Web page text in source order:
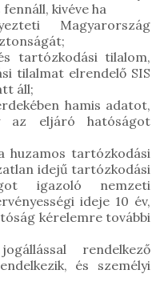
fennáll, kivéve ha
Magyarország
;
tartózkodási tilalom,
tilalmat elrendelő SIS
áll;
hamis adatot,
az eljáró hatóságot
huzamos tartózkodási
idejű tartózkodási
igazoló nemzeti
ideje 10 év,
kérelemre további
rendelkező
és személyi